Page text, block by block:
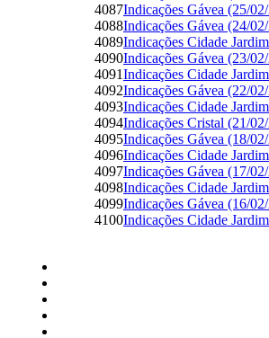
4087Indicações Gávea (25/
4088Indicações Gávea (24/
4089Indicações Cidade
4090Indicações Gávea (23/
4091Indicações Cidade
4092Indicações Gávea (22/
4093Indicações Cidade
4094Indicações Cristal (21/
4095Indicações Gávea (18/
4096Indicações Cidade
4097Indicações Gávea (17/
4098Indicações Cidade
4099Indicações Gávea (16/
4100Indicações Cidade